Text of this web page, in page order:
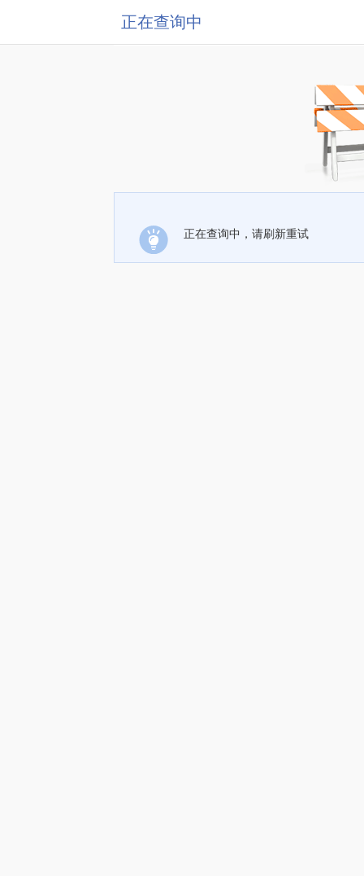
正在查询中
正在查询中，请刷新重试